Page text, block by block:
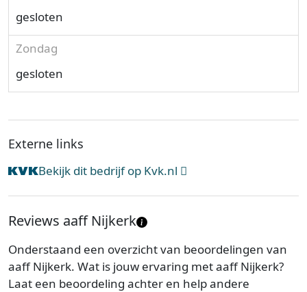
gesloten
Zondag
gesloten
Externe links
Bekijk dit bedrijf op Kvk.nl
Reviews aaff Nijkerk
Onderstaand een overzicht van beoordelingen van
aaff Nijkerk. Wat is jouw ervaring met aaff Nijkerk?
Laat een beoordeling achter en help andere